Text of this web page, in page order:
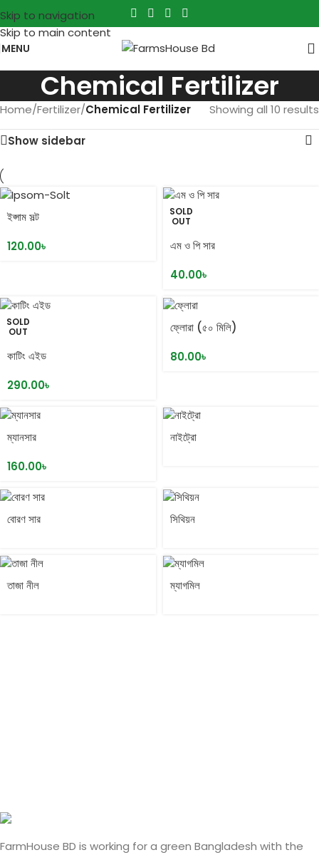
Skip to navigation
Skip to main content
MENU
Chemical Fertilizer
Home/Fertilizer/Chemical Fertilizer Showing all 10 results
Show sidebar
ইপ্সাম সল্ট
120.00৳
SOLD
OUT
এম ও পি সার
40.00৳
SOLD
OUT
কাটিং এইড
290.00৳
ফ্লোরা (৫০ মিলি)
80.00৳
ম্যানসার
160.00৳
নাইট্রো
বোরণ সার সিথিয়ন
তাজা নীল ম্যাগমিল
FarmHouse BD is working for a green Bangladesh with the